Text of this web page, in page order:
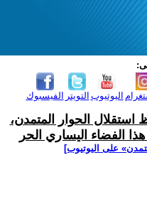
الفيسبوك التويتر اليوتيوب
استقلال الحوار المتمدن،
الفضاء اليساري الحر
على اليوتيوب]